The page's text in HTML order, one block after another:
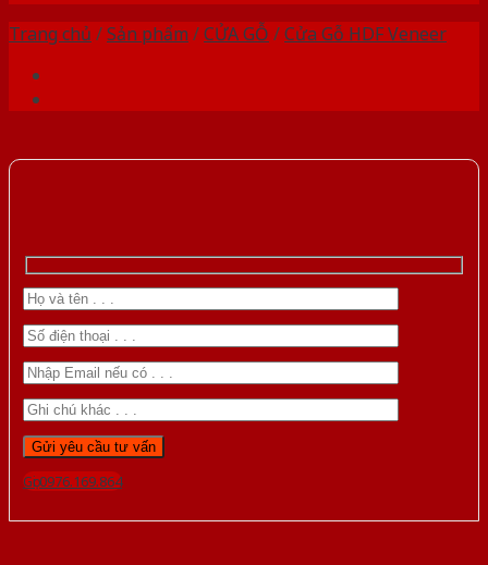
Trang chủ /Sản phẩm /CỬA GỖ /Cửa Gỗ HDF Veneer
Gọi 0976.169.864